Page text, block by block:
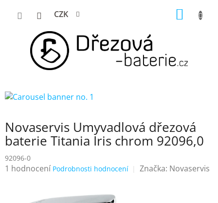
CZK
Novaservis Umyvadlová dřezová
baterie Titania Iris chrom 92096,0
92096-0
Průměrné
1 hodnocení Podrobnosti hodnocení Značka: Novaservis